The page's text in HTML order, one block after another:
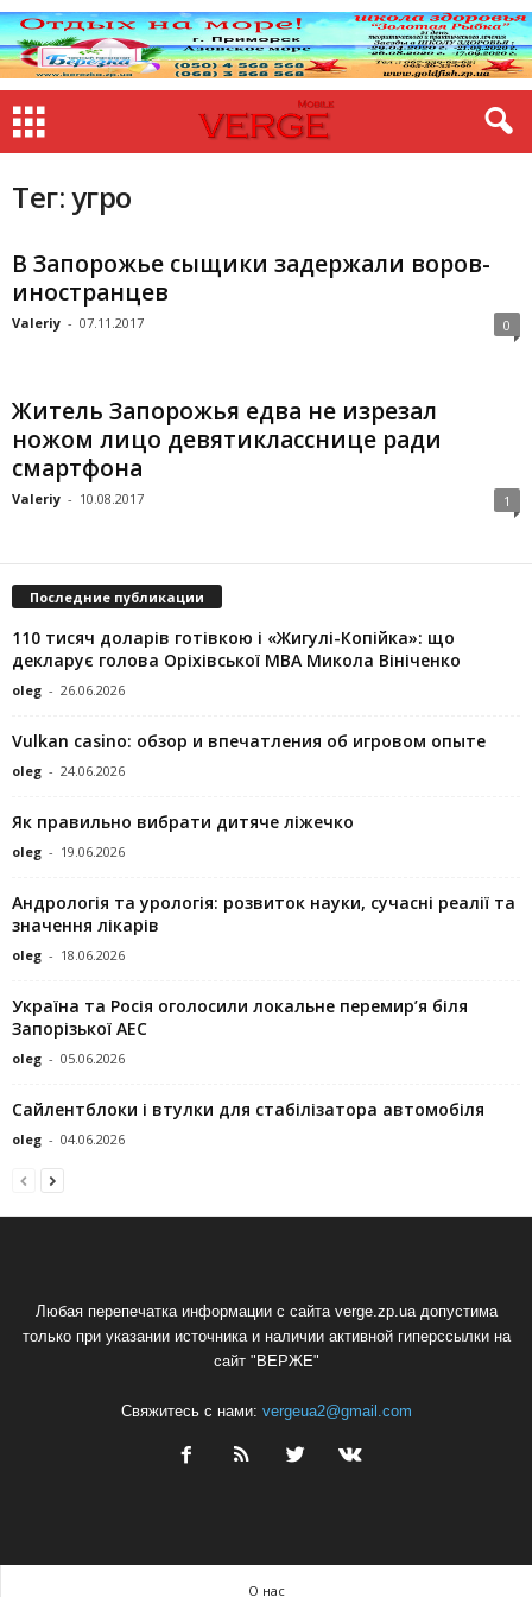
Тег: угро
В Запорожье сыщики задержали воров-
иностранцев
Valeriy - 07.11.2017 0
Житель Запорожья едва не изрезал
ножом лицо девятикласснице ради
смартфона
Valeriy - 10.08.2017 1
Последние публикации
110 тисяч доларів готівкою і «Жигулі-Копійка»: що
декларує голова Оріхівської МВА Микола Вініченко
oleg - 26.06.2026
Vulkan casino: обзор и впечатления об игровом опыте
oleg - 24.06.2026
Як правильно вибрати дитяче ліжечко
oleg - 19.06.2026
Андрологія та урологія: розвиток науки, сучасні реалії та
значення лікарів
oleg - 18.06.2026
Україна та Росія оголосили локальне перемир’я біля
Запорізької АЕС
oleg - 05.06.2026
Сайлентблоки і втулки для стабілізатора автомобіля
oleg - 04.06.2026
Любая перепечатка информации с сайта verge.zp.ua допустима
только при указании источника и наличии активной гиперссылки на
сайт "ВЕРЖЕ"
Свяжитесь с нами: vergeua2@gmail.com
О нас